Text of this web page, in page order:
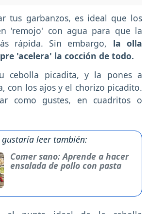
tus garbanzos, es ideal que los
'remojo' con agua para que la
rápida. Sin embargo, la olla
'acelera' la cocción de todo.
cebolla picadita, y la pones a
con los ajos y el chorizo picadito.
como gustes, en cuadritos o
gustaría leer también:
Comer sano: Aprende a hacer
ensalada de pollo con pasta